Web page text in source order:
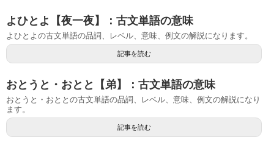
よひとよ【夜一夜】：古文単語の意味
よひとよの古文単語の品詞、レベル、意味、例文の解説になります。
記事を読む
おとうと・おとと【弟】：古文単語の意味
おとうと・おととの古文単語の品詞、レベル、意味、例文の解説になり
ます。
記事を読む